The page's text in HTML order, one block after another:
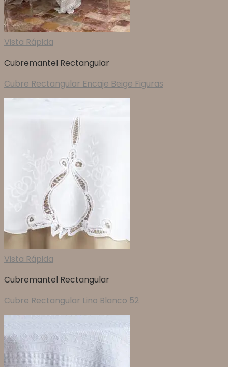
Vista Rápida
Cubremantel Rectangular
Cubre Rectangular Encaje Beige Figuras
Vista Rápida
Cubremantel Rectangular
Cubre Rectangular Lino Blanco 52